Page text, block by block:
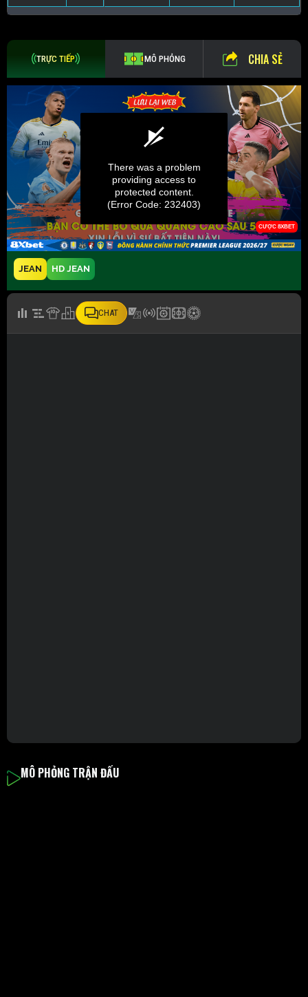
FT - - -
TRỰC TIẾP MÔ PHỎNG CHIA SẺ
JEAN HD JEAN
CHAT
MÔ PHỎNG TRẬN ĐẤU